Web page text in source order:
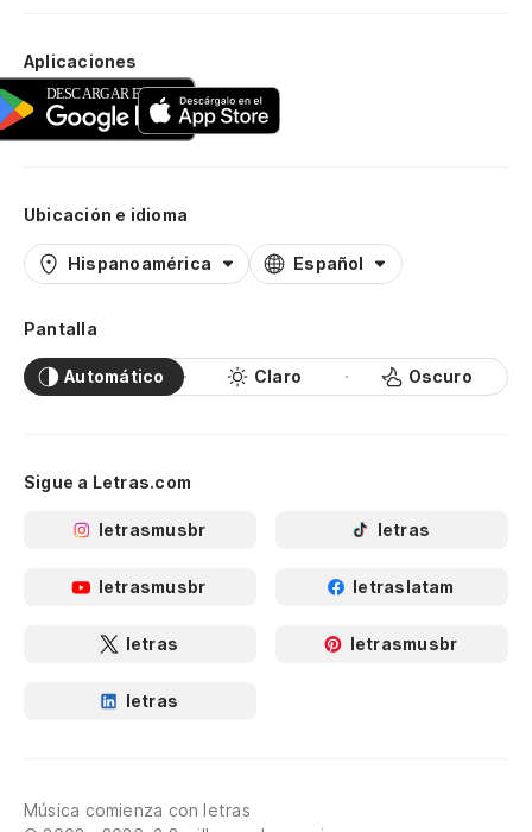
Aplicaciones
Ubicación e idioma
Hispanoamérica Español
Pantalla
Automático Claro Oscuro
Sigue a Letras.com
letrasmusbr letras
letrasmusbr letraslatam
letras letrasmusbr
letras
Música comienza con letras